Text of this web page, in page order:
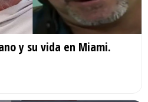
y su vida en Miami.